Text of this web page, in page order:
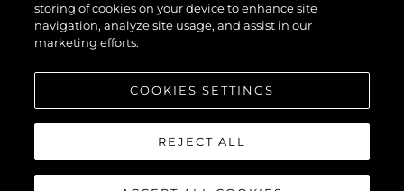
Лайфстайл
Наследство
storing of cookies on your device to enhance site
navigation, analyze site usage, and assist in our
marketing efforts.
COOKIES SETTINGS
REJECT ALL